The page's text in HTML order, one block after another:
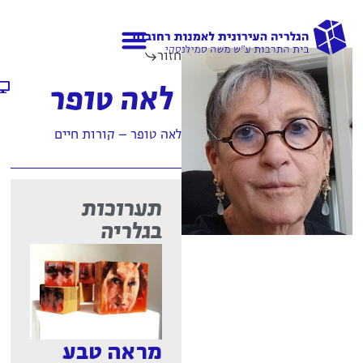
חזור
לאה טופר
לאה טופר – קורות חיים
תערוכות
בגלריה
מראה טבע